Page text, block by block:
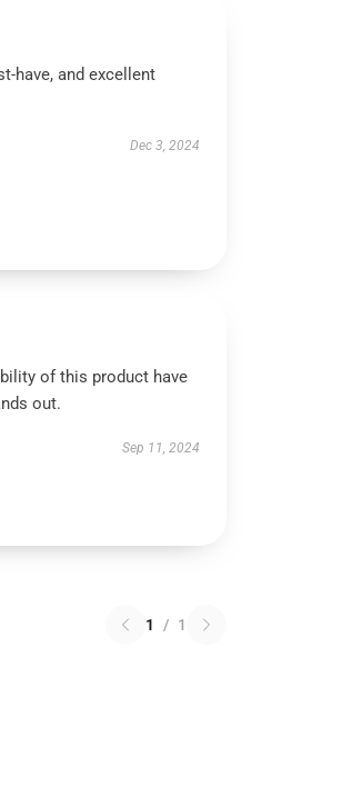
have, and excellent
Dec 3, 2024
of this product have
out.
Sep 11, 2024
1 / 1